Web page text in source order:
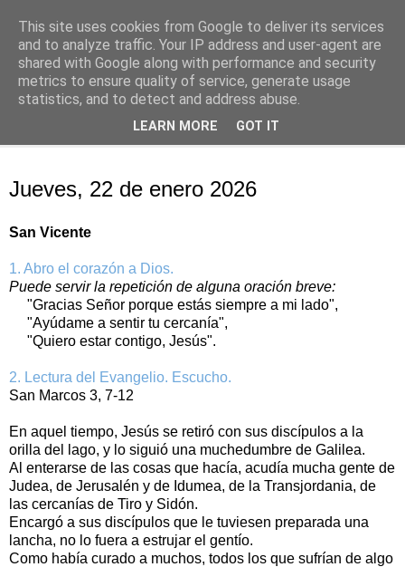
Oración personal
con el Evangelio de cada día
Jueves, 22 de enero 2026
San Vicente
1. Abro el corazón a Dios.
Puede servir la repetición de alguna oración breve:
"Gracias Señor porque estás siempre a mi lado",
"Ayúdame a sentir tu cercanía",
"Quiero estar contigo, Jesús".
2. Lectura del Evangelio. Escucho.
San Marcos 3, 7-12
En aquel tiempo, Jesús se retiró con sus discípulos a la
orilla del lago, y lo siguió una muchedumbre de Galilea.
Al enterarse de las cosas que hacía, acudía mucha gente de
Judea, de Jerusalén y de Idumea, de la Transjordania, de
las cercanías de Tiro y Sidón.
Encargó a sus discípulos que le tuviesen preparada una
lancha, no lo fuera a estrujar el gentío.
Como había curado a muchos, todos los que sufrían de algo
This site uses cookies from Google to deliver its services
and to analyze traffic. Your IP address and user-agent are
shared with Google along with performance and security
metrics to ensure quality of service, generate usage
statistics, and to detect and address abuse.
LEARN MORE GOT IT